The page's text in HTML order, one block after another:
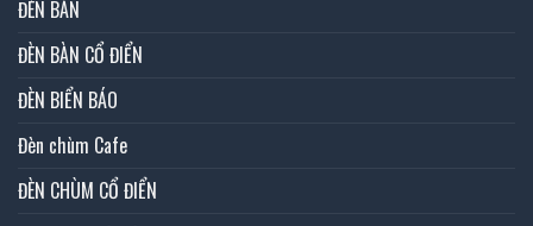
ĐÈN BÀN
ĐÈN BÀN CỔ ĐIỂN
ĐÈN BIỂN BÁO
Đèn chùm Cafe
ĐÈN CHÙM CỔ ĐIỂN